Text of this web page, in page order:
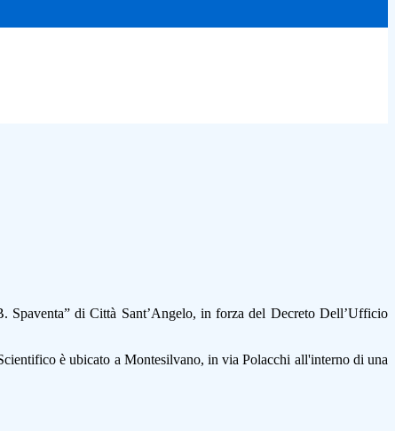
Spaventa” di Città Sant’Angelo, in forza del Decreto Dell’Ufficio
è ubicato a Montesilvano, in via Polacchi all'interno di una